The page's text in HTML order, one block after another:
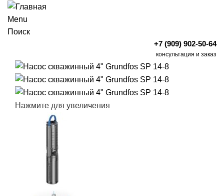
Menu
Поиск
+7 (909) 902-50-64
консультация и заказ
Нажмите для увеличения